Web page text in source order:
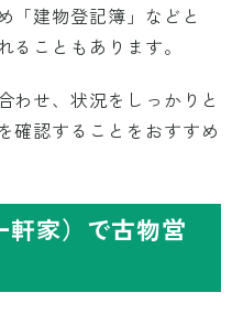
「建物登記簿」などと
ることもあります。
わせ、状況をしっかりと
確認することをおすすめ
家）で古物営